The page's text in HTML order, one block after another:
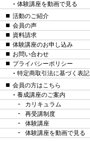
体験講座を動画で見る
活動のご紹介
会員の声
資料請求
体験講座のお申し込み
お問い合わせ
プライバシーポリシー
特定商取引法に基づく表記
会員の方はこちら
養成講座のご案内
カリキュラム
再受講制度
体験講座
体験講座を動画で見る